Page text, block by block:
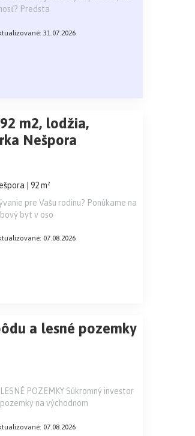
Predsta
31.07.2026
m2, lodžia,
Nešpora
| 92 m²
pre Vašu rodinu? Ponúkame na
byt v oso
07.08.2026
a lesné pozemky
POZEMKY Súkromný investor
na východnom
07.08.2026